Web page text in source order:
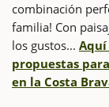
combinación
familia! Con
los gustos... Aquí
propuestas
en la Costa